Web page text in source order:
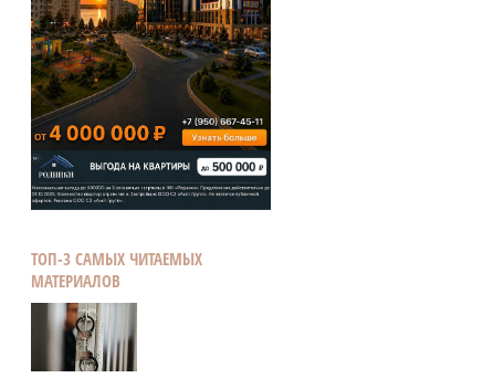
ТОП-3 САМЫХ ЧИТАЕМЫХ
МАТЕРИАЛОВ